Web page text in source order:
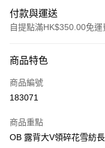
付款與運送
自提點滿HK$350.00免運
信用卡
Apple Pay
PayMe
商品特色
商品編號
183071
商品重點
OB 露背大V領碎花雪紡